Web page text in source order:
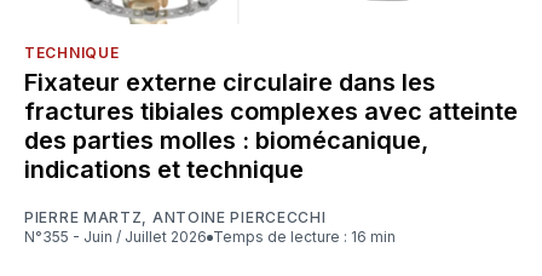
TECHNIQUE
Fixateur externe circulaire dans les
fractures tibiales complexes avec atteinte
des parties molles : biomécanique,
indications et technique
PIERRE MARTZ, ANTOINE PIERCECCHI
N°355 - Juin / Juillet 2026
Temps de lecture : 16 min